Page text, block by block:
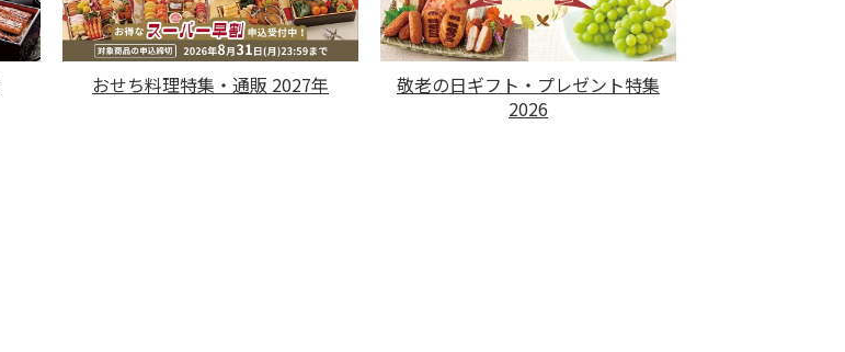
おせち料理特集・通販 2027年
敬老の日ギフト・プレゼント特集
2026